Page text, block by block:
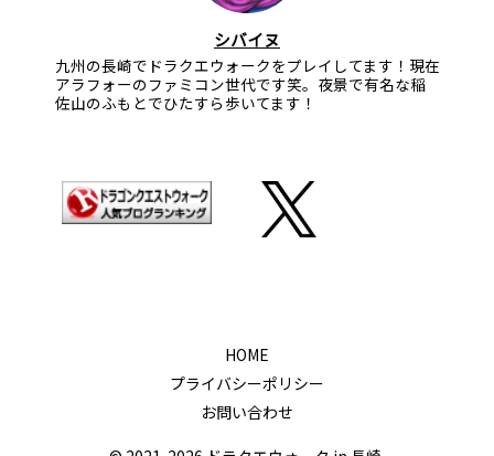
シバイヌ
九州の長崎でドラクエウォークをプレイしてます！現在
アラフォーのファミコン世代です笑。夜景で有名な稲
佐山のふもとでひたすら歩いてます！
HOME
プライバシーポリシー
お問い合わせ